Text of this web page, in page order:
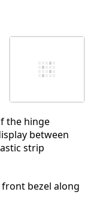
the hinge
between
strip
bezel along